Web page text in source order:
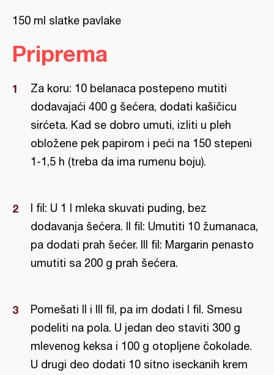
150 ml slatke pavlake
Priprema
Za koru: 10 belanaca postepeno mutiti
dodavajaći 400 g šećera, dodati kašičicu
sirćeta. Kad se dobro umuti, izliti u pleh
obložene pek papirom i peći na 150 stepeni
1-1,5 h (treba da ima rumenu boju).
I fil: U 1 l mleka skuvati puding, bez
dodavanja šećera. II fil: Umutiti 10 žumanaca,
pa dodati prah šećer. III fil: Margarin penasto
umutiti sa 200 g prah šećera.
Pomešati II i III fil, pa im dodati I fil. Smesu
podeliti na pola. U jedan deo staviti 300 g
mlevenog keksa i 100 g otopljene čokolade.
U drugi deo dodati 10 sitno iseckanih krem